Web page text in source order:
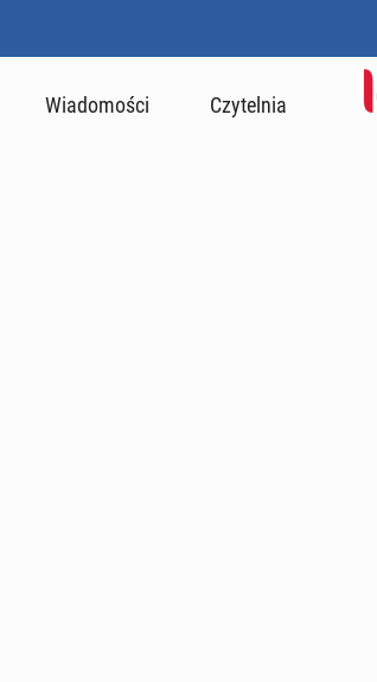
Wiadomości Czytelnia